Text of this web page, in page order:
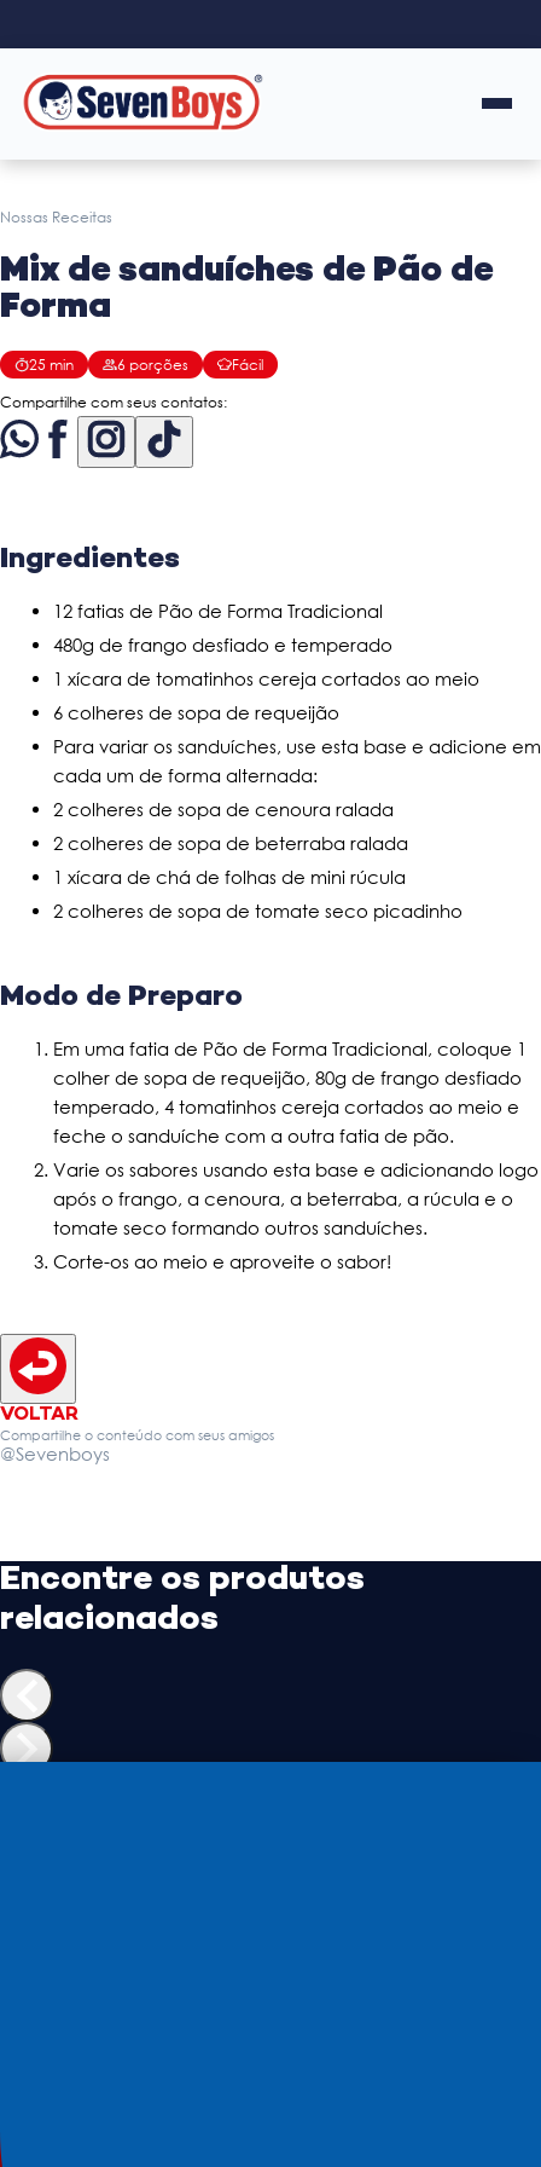
Nossas Receitas
Mix de sanduíches de Pão de
Forma
25 min 6 porções Fácil
Compartilhe com seus contatos:
Ingredientes
12 fatias de Pão de Forma Tradicional
480g de frango desfiado e temperado
1 xícara de tomatinhos cereja cortados ao meio
6 colheres de sopa de requeijão
Para variar os sanduíches, use esta base e adicione em
cada um de forma alternada:
2 colheres de sopa de cenoura ralada
2 colheres de sopa de beterraba ralada
1 xícara de chá de folhas de mini rúcula
2 colheres de sopa de tomate seco picadinho
Modo de Preparo
Em uma fatia de Pão de Forma Tradicional, coloque 1
colher de sopa de requeijão, 80g de frango desfiado
temperado, 4 tomatinhos cereja cortados ao meio e
feche o sanduíche com a outra fatia de pão.
Varie os sabores usando esta base e adicionando logo
após o frango, a cenoura, a beterraba, a rúcula e o
tomate seco formando outros sanduíches.
Corte-os ao meio e aproveite o sabor!
VOLTAR
Compartilhe o conteúdo com seus amigos
@Sevenboys
Encontre os produtos
relacionados